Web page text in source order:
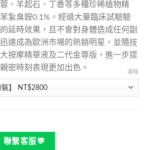
、羊起石、丁香等多種珍稀植物精
紮臭銨0.1%。經過大量臨床試驗驗
延時效果，且不會對身體造成任何副
速成為歐洲市場的熱銷明星，並隨技
按摩精華液及二代金尊版，進一步提
密時刻表現更加出色。
清除
聯繫客服💬